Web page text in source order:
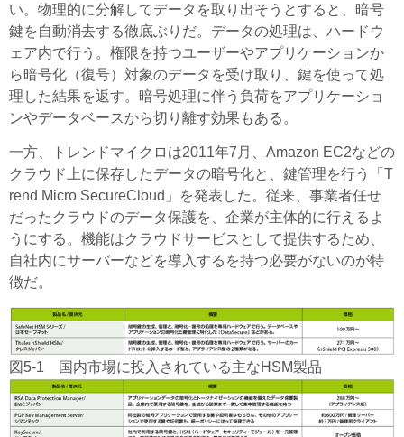
い。物理的に分解してデータを取り出そうとすると、暗号
鍵を自動消去する徹底ぶりだ。データの処理は、ハードウ
ェア内で行う。権限を持つユーザーやアプリケーションか
ら暗号化（復号）対象のデータを受け取り、鍵を使って処
理した結果を返す。暗号処理に伴う負荷をアプリケーショ
ンやデータベースから切り離す効果もある。
一方、トレンドマイクロは2011年7月、Amazon EC2などの
クラウド上に保存したデータの暗号化と、鍵管理を行う「T
rend Micro SecureCloud」を発表した。従来、事業者任せ
だったクラウドのデータ保護を、企業が主体的に行えるよ
うにする。機能はクラウドサービスとして提供するため、
自社内にサーバーなどを導入するを持つ必要がないのが特
徴だ。
図5-1 国内市場に投入されている主なHSM製品